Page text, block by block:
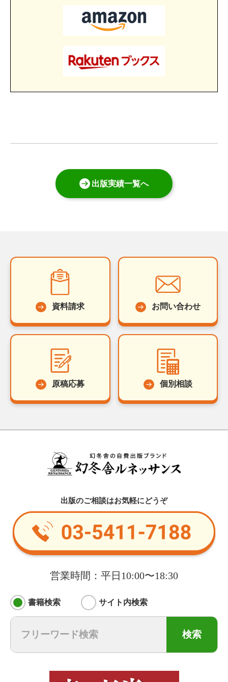
出版実績一覧へ
資料請求 お問い合わせ
原稿応募 個別相談
出版のご相談はお気軽にどうぞ
営業時間：平日10:00〜18:30
書籍検索 サイト内検索
検索